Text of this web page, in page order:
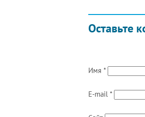
Оставьте
Имя *
E-mail *